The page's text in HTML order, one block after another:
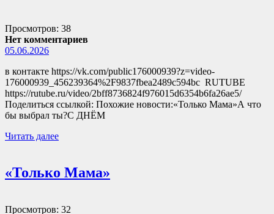
Просмотров: 38
Нет комментариев
05.06.2026
в контакте https://vk.com/public176000939?z=video-
176000939_456239364%2F9837fbea2489c594bc RUTUBE
https://rutube.ru/video/2bff8736824f976015d6354b6fa26ae5/
Поделиться ссылкой: Похожие новости:«Только Мама»А что
бы выбрал ты?С ДНЁМ
Читать далее
«Только Мама»
Просмотров: 32